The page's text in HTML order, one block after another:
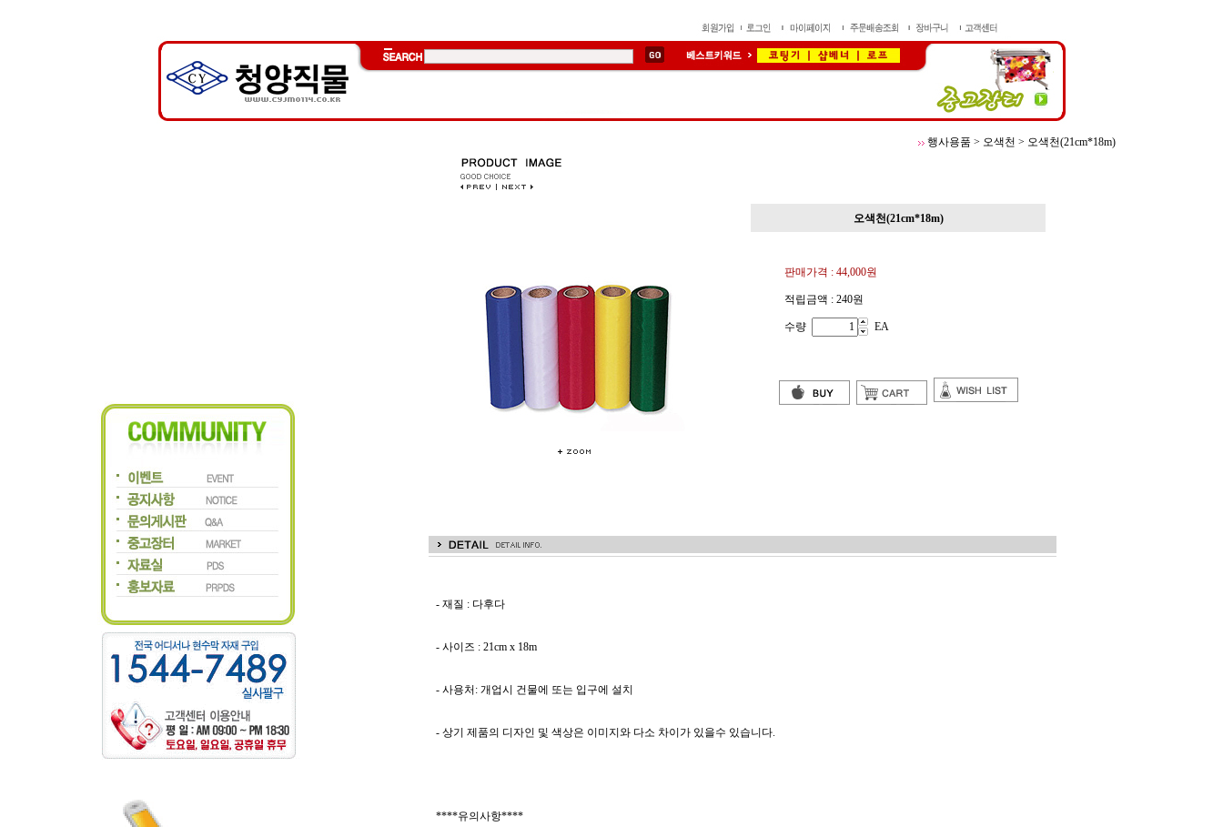
행사용품 > 오색천 > 오색천(21cm*18m)
오색천(21cm*18m)
판매가격 : 44,000원
적립금액 : 240원
수량 EA
- 재질 : 다후다
- 사이즈 : 21cm x 18m
- 사용처: 개업시 건물에 또는 입구에 설치
- 상기 제품의 디자인 및 색상은 이미지와 다소 차이가 있을수 있습니다.
****유의사항****